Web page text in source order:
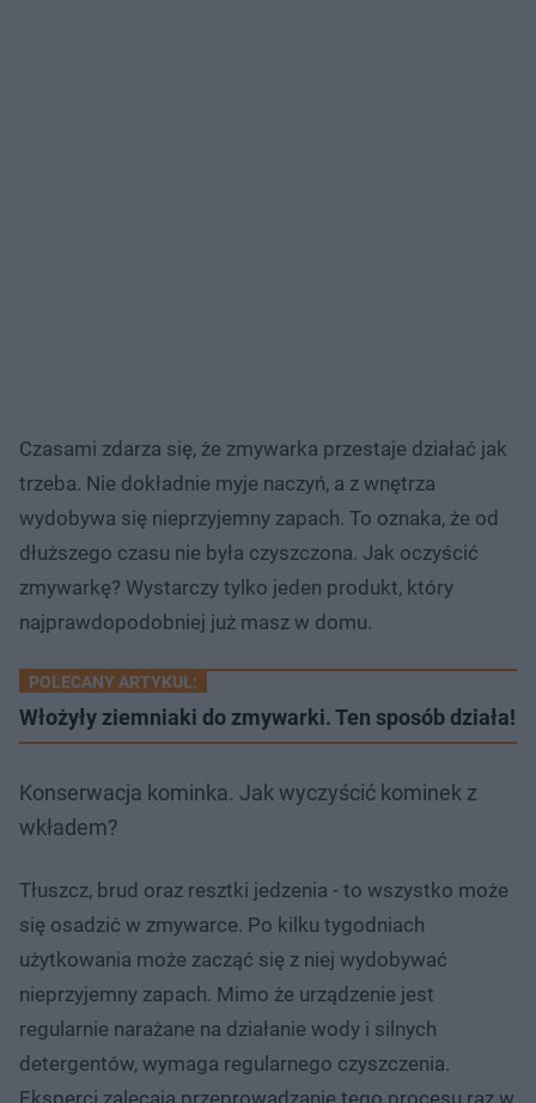
Czasami zdarza się, że zmywarka przestaje działać jak
trzeba. Nie dokładnie myje naczyń, a z wnętrza
wydobywa się nieprzyjemny zapach. To oznaka, że od
dłuższego czasu nie była czyszczona. Jak oczyścić
zmywarkę? Wystarczy tylko jeden produkt, który
najprawdopodobniej już masz w domu.
POLECANY ARTYKUŁ:
Włożyły ziemniaki do zmywarki. Ten sposób działa!
Konserwacja kominka. Jak wyczyścić kominek z
wkładem?
Tłuszcz, brud oraz resztki jedzenia - to wszystko może
się osadzić w zmywarce. Po kilku tygodniach
użytkowania może zacząć się z niej wydobywać
nieprzyjemny zapach. Mimo że urządzenie jest
regularnie narażane na działanie wody i silnych
detergentów, wymaga regularnego czyszczenia.
Eksperci zalecają przeprowadzanie tego procesu raz w